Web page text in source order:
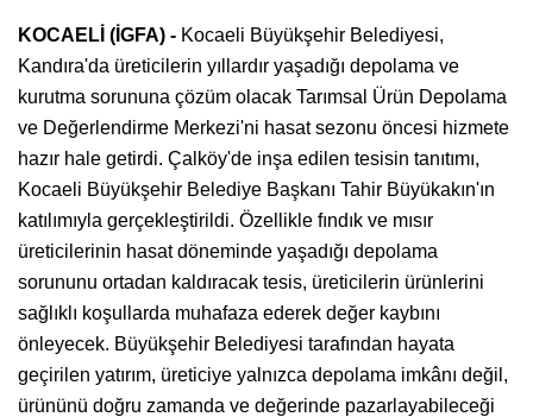
KOCAELİ (İGFA) - Kocaeli Büyükşehir Belediyesi,
Kandıra'da üreticilerin yıllardır yaşadığı depolama ve
kurutma sorununa çözüm olacak Tarımsal Ürün Depolama
ve Değerlendirme Merkezi'ni hasat sezonu öncesi hizmete
hazır hale getirdi. Çalköy'de inşa edilen tesisin tanıtımı,
Kocaeli Büyükşehir Belediye Başkanı Tahir Büyükakın'ın
katılımıyla gerçekleştirildi. Özellikle fındık ve mısır
üreticilerinin hasat döneminde yaşadığı depolama
sorununu ortadan kaldıracak tesis, üreticilerin ürünlerini
sağlıklı koşullarda muhafaza ederek değer kaybını
önleyecek. Büyükşehir Belediyesi tarafından hayata
geçirilen yatırım, üreticiye yalnızca depolama imkânı değil,
ürününü doğru zamanda ve değerinde pazarlayabileceği